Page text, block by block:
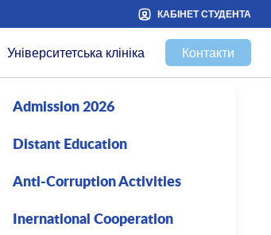
КАБІНЕТ СТУДЕНТА
Університетська клініка Контакти
Admission 2026
Distant Education
Anti-Corruption Activities
Inernational Cooperation